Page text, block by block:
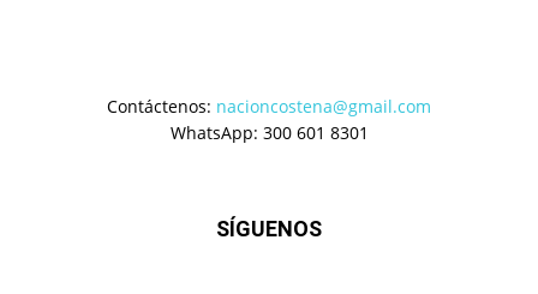
Contáctenos: nacioncostena@gmail.com
WhatsApp: 300 601 8301
SÍGUENOS